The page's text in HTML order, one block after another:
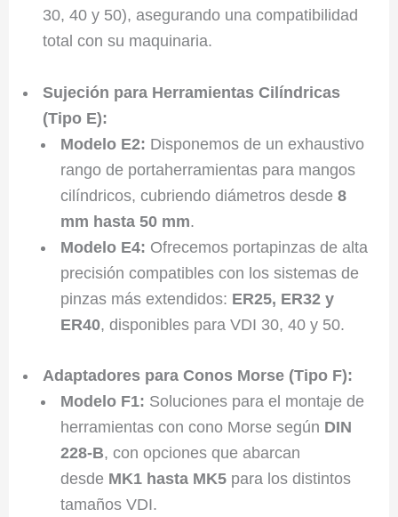
30, 40 y 50), asegurando una compatibilidad
total con su maquinaria.
Sujeción para Herramientas Cilíndricas
(Tipo E):
Modelo E2: Disponemos de un exhaustivo
rango de portaherramientas para mangos
cilíndricos, cubriendo diámetros desde 8
mm hasta 50 mm.
Modelo E4: Ofrecemos portapinzas de alta
precisión compatibles con los sistemas de
pinzas más extendidos: ER25, ER32 y
ER40, disponibles para VDI 30, 40 y 50.
Adaptadores para Conos Morse (Tipo F):
Modelo F1: Soluciones para el montaje de
herramientas con cono Morse según DIN
228-B, con opciones que abarcan
desde MK1 hasta MK5para los distintos
tamaños VDI.